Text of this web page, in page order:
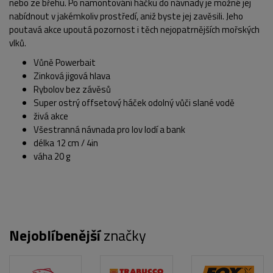
POPIS PRODUKTU
nabídnout v jakémkoliv prostředí, aniž byste jej zavěsili. Jeho
poutavá akce upoutá pozornost i těch nejopatrnějších mořských
vlků.
Vůně Powerbait
Zinková jigová hlava
Rybolov bez závěsů
Super ostrý offsetový háček odolný vůči slané vodě
živá akce
Všestranná návnada pro lov lodí a bank
délka 12 cm / 4in
váha 20 g
Nejoblíbenějšíznačky